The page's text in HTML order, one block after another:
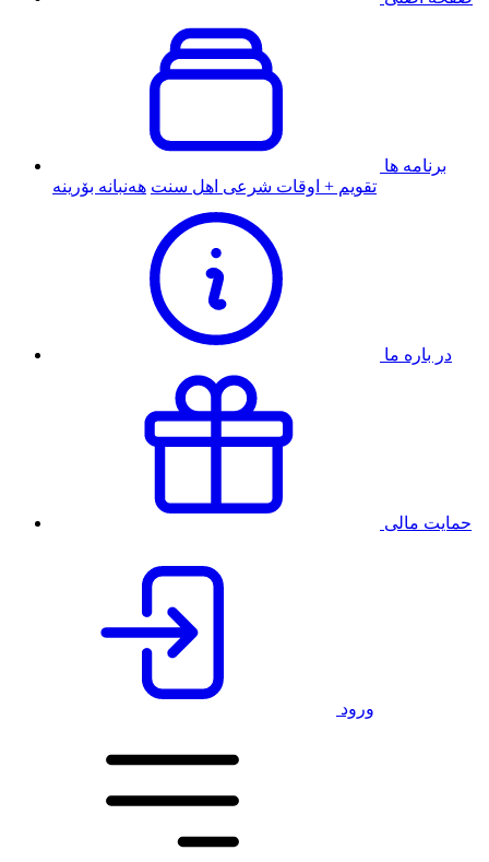
برنامه ها
تقویم + اوقات شرعی اهل سنت هەنبانە بۆرینە
در باره ما
حمایت مالی
ورود